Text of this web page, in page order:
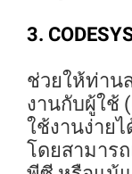
3.
ช่วยให้ท่าน
งานกับผู้ใช้
ใช้งานง่าย
โดยสามาร